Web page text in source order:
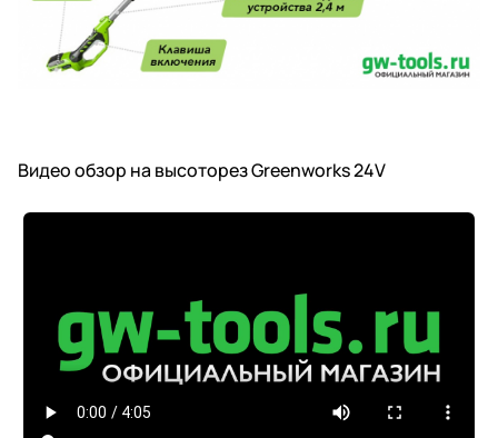
Видео обзор на высоторез Greenworks 24V